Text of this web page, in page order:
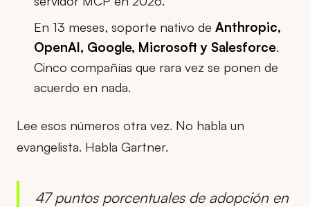
En 13 meses, soporte nativo deAnthropic,
OpenAI, Google, Microsoft y Salesforce.
Cinco compañías que rara vez se ponen de
acuerdo en nada.
Lee esos números otra vez. No habla un
evangelista. Habla Gartner.
47 puntos porcentuales de adopción en